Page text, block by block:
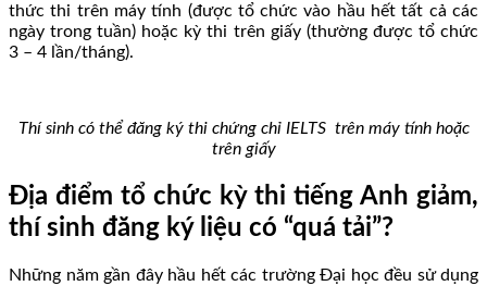
thức thi trên máy tính (được tổ chức vào hầu hết tất cả các
ngày trong tuần) hoặc kỳ thi trên giấy (thường được tổ chức
3 – 4 lần/tháng).
Thí sinh có thể đăng ký thi chứng chỉ IELTS trên máy tính hoặc
trên giấy
Địa điểm tổ chức kỳ thi tiếng Anh giảm,
thí sinh đăng ký liệu có “quá tải”?
Những năm gần đây hầu hết các trường Đại học đều sử dụng